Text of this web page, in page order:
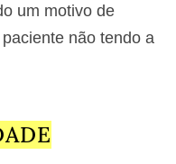
um motivo de
não tendo a